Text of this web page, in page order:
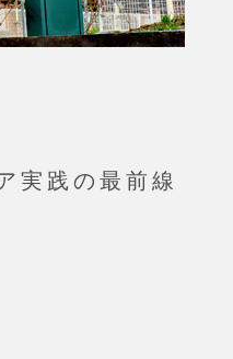
実践の最前線